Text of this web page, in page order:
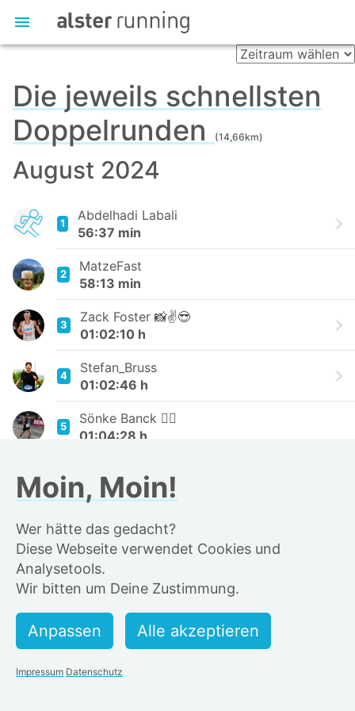
Die jeweils schnellsten
Doppelrunden
(14,66km)
August 2024
1
Abdelhadi Labali
56:37 min
2
MatzeFast
58:13 min
3
Zack Foster 📸✌️😎
01:02:10 h
4
Stefan_Bruss
01:02:46 h
5
Sönke Banck 🏴‍☠️
01:04:28 h
6
01:04:44 h
7
TheUltimateRunner
01:05:19 h
8
Benjamin Franke
01:06:38 h
9
Jonathan Lederer
01:07:13 h
10
Awet
Moin, Moin!
Wer hätte das gedacht?
Diese Webseite verwendet Cookies und
Analysetools.
Wir bitten um Deine Zustimmung.
Impressum Datenschutz